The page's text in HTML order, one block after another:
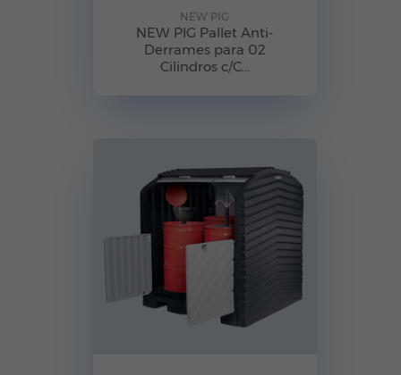
NEW PIG
NEW PIG Pallet Anti-
Derrames para 02
Cilindros c/C...